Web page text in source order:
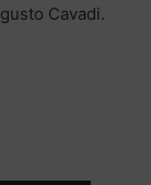
Cavadi.